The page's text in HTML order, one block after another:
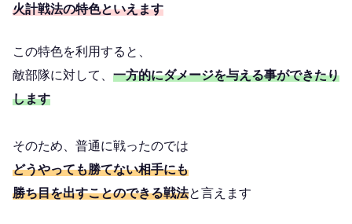
火計戦法の特色といえます
この特色を利用すると、
敵部隊に対して、 一方的にダメージを与える事ができたり
します
そのため、普通に戦ったのでは
どうやっても勝てない相手にも
勝ち目を出すことのできる戦法と言えます